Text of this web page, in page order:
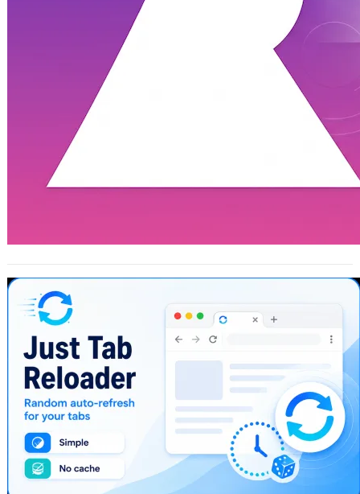
2026 年 5 月 1 日
Just Tab Reloader Privacy Policy
Just Tab Reloader does…